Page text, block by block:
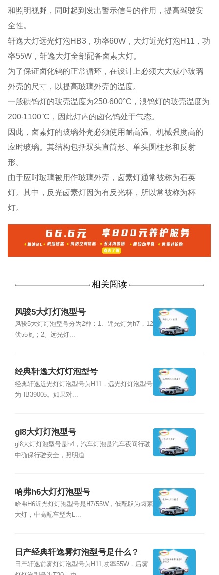
和照明视野，同时起到发出警示信号的作用，提高驾驶安
全性。
轩逸大灯远光灯泡HB3，功率60W，大灯近光灯泡H11，功
率55W，轩逸大灯全部配备卤素大灯。
为了保证卤化钨的正常循环，在设计上必须大大减小玻璃
外壳的尺寸，以提高玻璃外壳的温度。
一般碘钨灯的玻壳温度为250-600°C，溴钨灯的玻壳温度为
200-1100°C，因此灯内的卤化钨处于气态。
因此，卤素灯的玻璃外壳必须使用耐高温、机械强度高的
应时玻璃。其结构包括双头直筒形、单头圆柱形和反射
形。
由于应时玻璃被用作玻璃外壳，卤素灯通常被称为石英
灯。其中，反光卤素灯因为有反光杯，所以常被称为杯
灯。
相关阅读
风骏5大灯灯泡型号
风骏5大灯灯泡型号分为2种：1、近光灯为h7，12
伏55瓦；2、远光灯...
经典轩逸大灯灯泡型号
经典轩逸近光灯灯泡型号为H11，远光灯灯泡型号
为HB39005。如果对...
gl8大灯灯泡型号
gl8大灯灯泡型号是h4，汽车灯泡是汽车夜间行驶
中确保行驶安全，照明道...
哈弗h6大灯灯泡型号
哈弗H6近光灯灯泡型号是H7/55W，低配版为卤素
大灯，中高配车型为L...
日产经典轩逸雾灯泡型号是什么？
日产轩逸前雾灯灯泡型号为H11,功率55W，后雾